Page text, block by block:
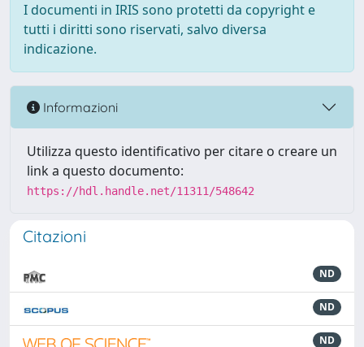
I documenti in IRIS sono protetti da copyright e
tutti i diritti sono riservati, salvo diversa
indicazione.
Informazioni
Utilizza questo identificativo per citare o creare un
link a questo documento:
https://hdl.handle.net/11311/548642
Citazioni
ND
ND
ND